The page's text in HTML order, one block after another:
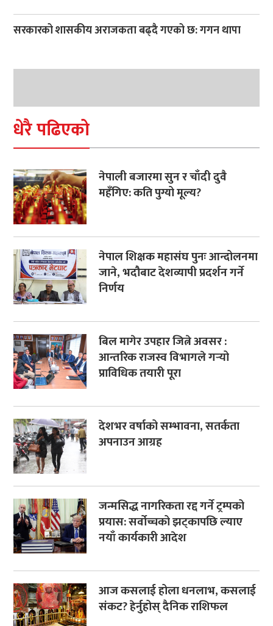
सरकारको शासकीय अराजकता बढ्दै गएको छ: गगन थापा
धेरै पढिएको
नेपाली बजारमा सुन र चाँदी दुवै
महँगिए: कति पुग्यो मूल्य?
नेपाल शिक्षक महासंघ पुनः आन्दोलनमा
जाने, भदौबाट देशव्यापी प्रदर्शन गर्ने
निर्णय
बिल मागेर उपहार जित्ने अवसर :
आन्तरिक राजस्व विभागले गर्‍यो
प्राविधिक तयारी पूरा
देशभर वर्षाको सम्भावना, सतर्कता
अपनाउन आग्रह
जन्मसिद्ध नागरिकता रद्द गर्ने ट्रम्पको
प्रयास: सर्वोच्चको झट्कापछि ल्याए
नयाँ कार्यकारी आदेश
आज कसलाई होला धनलाभ, कसलाई
संकट? हेर्नुहोस् दैनिक राशिफल